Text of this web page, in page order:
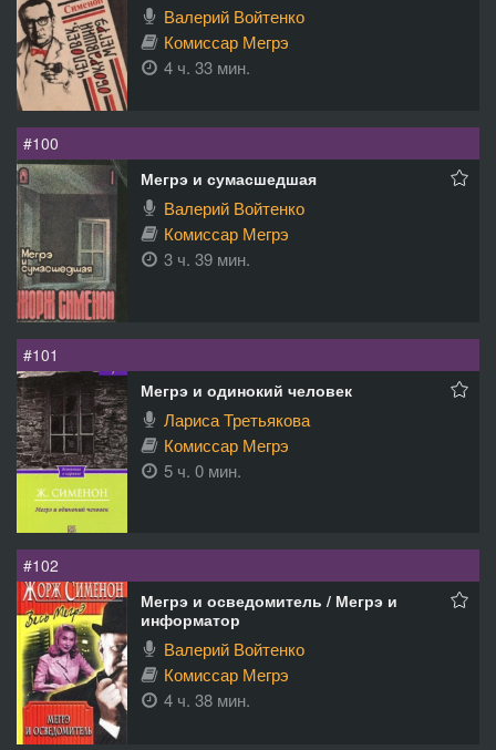
Валерий Войтенко
Комиссар Мегрэ
4 ч. 33 мин.
#100
Мегрэ и сумасшедшая
Валерий Войтенко
Комиссар Мегрэ
3 ч. 39 мин.
#101
Мегрэ и одинокий человек
Лариса Третьякова
Комиссар Мегрэ
5 ч. 0 мин.
#102
Мегрэ и осведомитель / Мегрэ и
информатор
Валерий Войтенко
Комиссар Мегрэ
4 ч. 38 мин.